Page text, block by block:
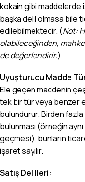
kokain gibi maddelerde
başka delil olmasa bile
edilebilmektedir. (Not:
olabileceğinden,
de değerlendirir.)
Uyuşturucu Madde
Ele geçen maddenin
tek bir tür veya benzer
bulundurur. Birden fazla
bulunması (örneğin
geçmesi), bunların
işaret sayılır.
Satış Delilleri: